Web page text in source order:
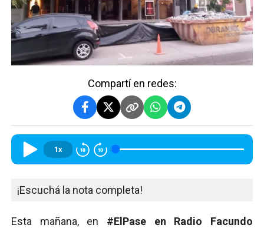
Compartí en redes:
1x
¡Escuchá la nota completa!
Esta mañana, en #ElPase en Radio Facundo